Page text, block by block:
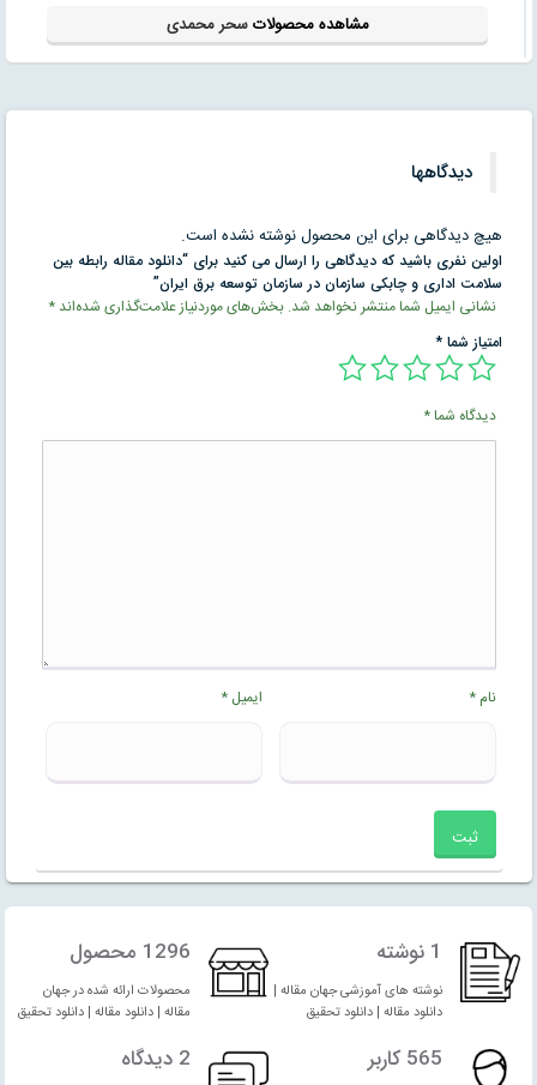
مشاهده محصولاتسحر محمدی
دیدگاهها
هیچ دیدگاهی برای این محصول نوشته نشده است.
اولین نفری باشید که دیدگاهی را ارسال می کنید برای “دانلود مقاله رابطه بين
سلامت اداری و چابكی سازمان در سازمان توسعه برق ايران”
نشانی ایمیل شما منتشر نخواهد شد. بخش‌های موردنیاز علامت‌گذاری شده‌اند*
امتیاز شما*
دیدگاه شما*
نام* ایمیل*
1 نوشته
نوشته های آموزشی جهان مقاله |
دانلود مقاله | دانلود تحقیق
1296 محصول
محصولات ارائه شده در جهان
مقاله | دانلود مقاله | دانلود تحقیق
565 کاربر 2 دیدگاه